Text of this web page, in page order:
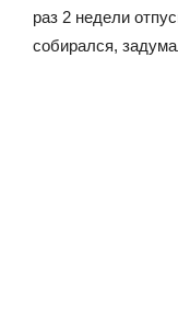
раз 2 недели
собирался,